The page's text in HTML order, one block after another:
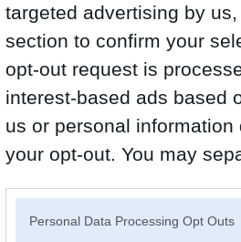
targeted advertising by
section to confirm your
opt-out request is
interest-based ads based
us or personal
your opt-out. You may
Personal Data Processing Opt Outs